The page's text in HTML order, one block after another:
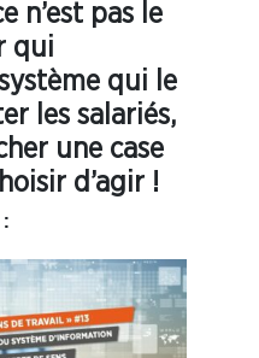
n’est pas le
qui
qui le
les salariés,
une case
d’agir !